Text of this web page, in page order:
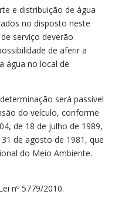
e distribuição de água
no disposto neste
serviço deverão
de aferir a
água no local de
será passível
do veículo, conforme
de 18 de julho de 1989,
de agosto de 1981, que
do Meio Ambiente.
nº 5779/2010.